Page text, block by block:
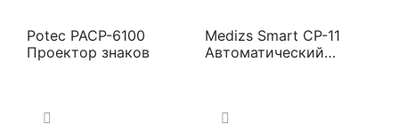
Potec PACP-6100
Проектор знаков
Medizs Smart CP-11
Автоматический